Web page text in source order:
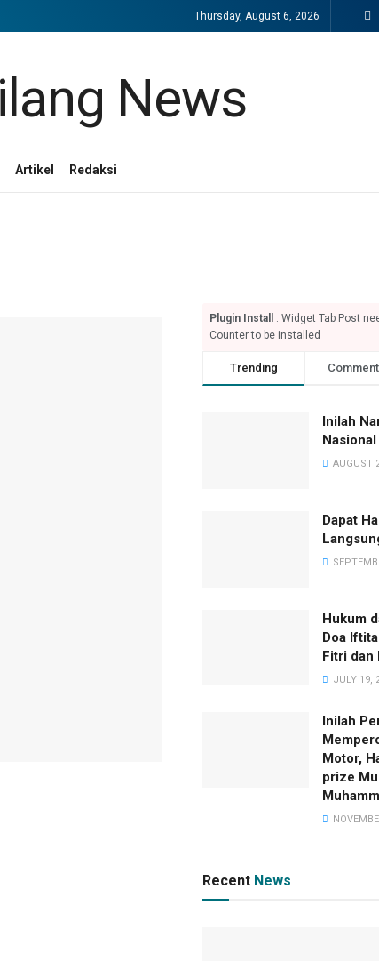
Thursday, August 6, 2026
Artikel Redaksi
Plugin Install
: Widget Tab Post
Counter to be installed
Trending
Inilah
AUGUST
Dapat
Hukum
Doa
Fitri dan
JULY 19,
Inilah
Motor,
prize
Recent News